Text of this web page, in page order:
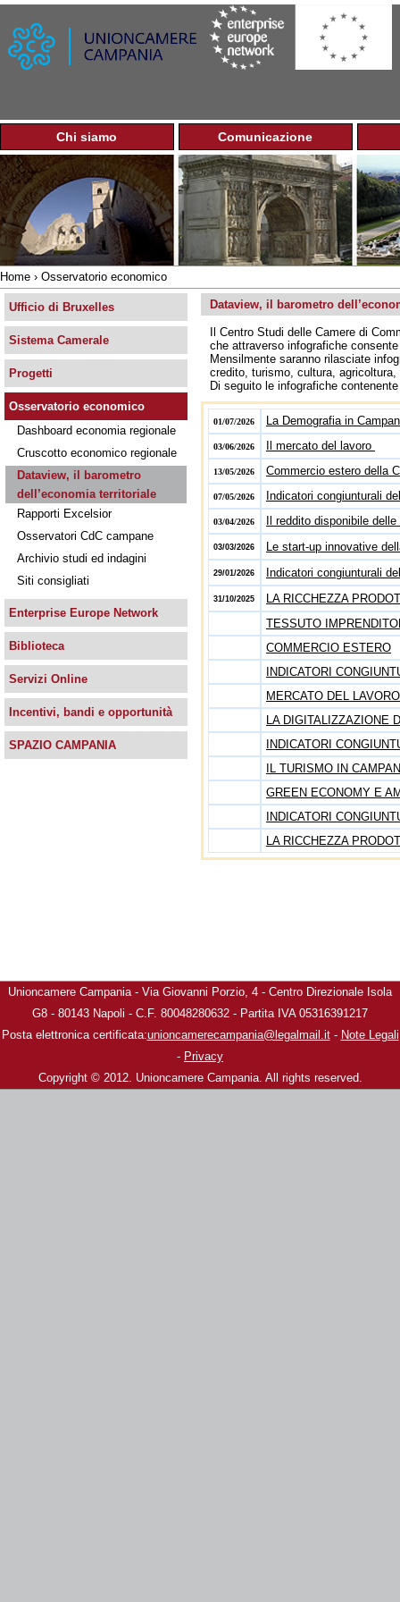
Jump to navigation
M
e
n
u
p
r
n
c
p
a
e
Chi siamo Comunicazione
Tu
sei
qui
Home › Osservatorio economico
Dataview, il barometro
Il Centro Studi delle Camere di
che attraverso infografiche
Mensilmente saranno rilasciate
credito, turismo, cultura,
Di seguito le infografiche
01/07/2026 La Demografia in
03/06/2026 Il mercato del lavoro
13/05/2026 Commercio estero della
07/05/2026 Indicatori congiunturali
03/04/2026 Il reddito disponibile
03/03/2026 Le start-up innovative
29/01/2026 Indicatori congiunturali
31/10/2025
LA RICCHEZZA
TESSUTO
COMMERCIO ESTERO
INDICATORI
MERCATO DEL
LA DIGITALIZZAZIONE
INDICATORI
IL TURISMO IN
GREEN ECONOMY E
INDICATORI
LA RICCHEZZA
Ufficio di Bruxelles
Sistema Camerale
Progetti
Osservatorio economico
Dashboard economia regionale
Cruscotto economico regionale
Dataview, il barometro
dell’economia territoriale
Rapporti Excelsior
Osservatori CdC campane
Archivio studi ed indagini
Siti consigliati
Enterprise Europe Network
Biblioteca
Servizi Online
Incentivi, bandi e opportunità
SPAZIO CAMPANIA
Unioncamere Campania - Via Giovanni Porzio, 4 - Centro Direzionale Isola
G8 - 80143 Napoli - C.F. 80048280632 - Partita IVA 05316391217
Posta elettronica certificata:unioncamerecampania@legalmail.it- Note Legali
- Privacy
Copyright © 2012. Unioncamere Campania. All rights reserved.